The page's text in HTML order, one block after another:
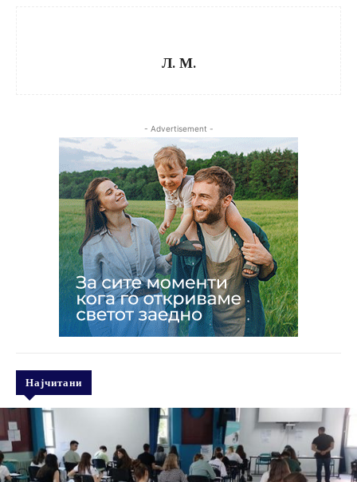
Л. М.
- Advertisement -
Најчитани